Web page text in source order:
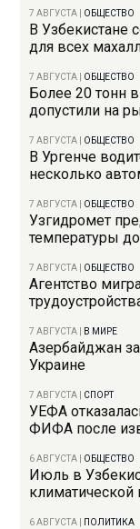
7 АВГУСТА ОБЩЕСТВО
В Узбекистане
для всех
7 АВГУСТА ОБЩЕСТВО
Более 20 тонн
допустили на
7 АВГУСТА ОБЩЕСТВО
В Ургенче
несколько
7 АВГУСТА ОБЩЕСТВО
Узгидромет
температуры
7 АВГУСТА ОБЩЕСТВО
Агентство
7 АВГУСТА В МИРЕ
Азербайджан
Украине
7 АВГУСТА СПОРТ
УЕФА
ФИФА после
6 АВГУСТА ОБЩЕСТВО
Июль в
6 АВГУСТА ПОЛИТИКА